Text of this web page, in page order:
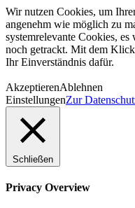
Wir nutzen Cookies, um
angenehm wie möglich zu
systemrelevante Cookies,
noch getrackt. Mit dem
Ihr Einverständnis dafür.
AkzeptierenAblehnen
EinstellungenZur
Schließen
Privacy Overview